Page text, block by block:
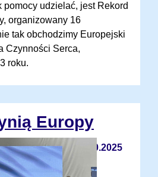
pomocy udzielać, jest Rekord
organizowany 16
tak obchodzimy Europejski
Czynności Serca,
roku.
Europy
13.10.2025